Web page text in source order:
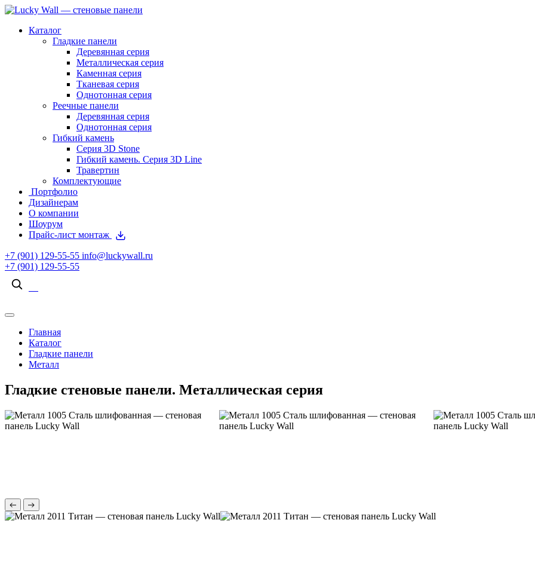
Каталог
Гладкие панели
Деревянная серия
Металлическая серия
Каменная серия
Тканевая серия
Однотонная серия
Реечные панели
Деревянная серия
Однотонная серия
Гибкий камень
Серия 3D Stone
Гибкий камень. Серия 3D Line
Травертин
Комплектующие
Портфолио
Дизайнерам
О компании
Шоурум
Прайс-лист монтаж
+7 (901) 129-55-55 info@luckywall.ru
+7 (901) 129-55-55
Главная
Каталог
Гладкие панели
Металл
Гладкие стеновые панели. Металлическая серия